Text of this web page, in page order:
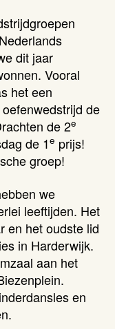
dit jaar
Vooral
het een
de
de 2e
de 1e prijs!
groep!
we
leeftijden. Het
en het oudste lid
in Harderwijk.
aan het
en